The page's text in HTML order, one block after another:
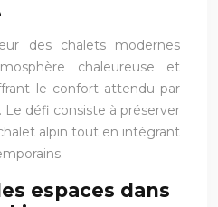
des chalets modernes
chaleureuse et
le confort attendu par
défi consiste à préserver
alpin tout en intégrant
espaces dans